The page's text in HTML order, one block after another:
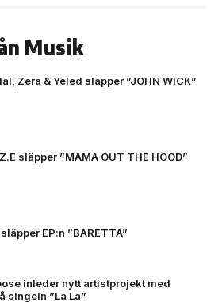
Musik
Zera & Yeled släpper ”JOHN WICK”
släpper ”MAMA OUT THE HOOD”
EP:n ”BARETTA”
inleder nytt artistprojekt med
singeln ”La La”